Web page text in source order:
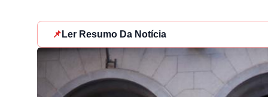
📌 Ler Resumo Da Notícia